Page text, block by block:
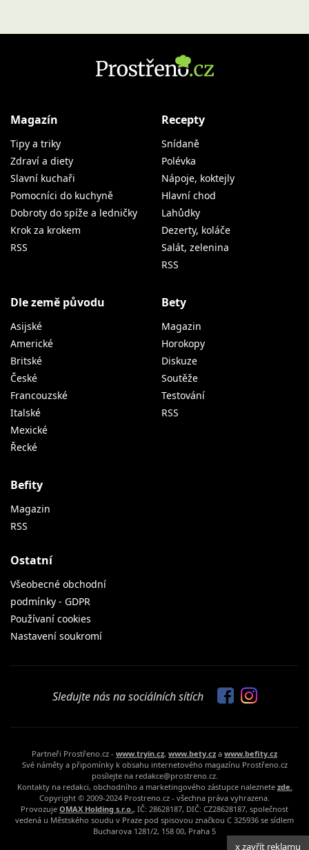
Magazín
Tipy a triky
Zdraví a diety
Slavní kuchaři
Pomocníci do kuchyně
Dobroty do spíže a ledničky
Krok za krokem
RSS
Recepty
Snídaně
Polévka
Nápoje, koktejly
Hlavní chod
Lahůdky
Dezerty, koláče
Salát, zelenina
RSS
Dle země původu
Asijské
Americké
Britské
České
Francouzské
Italské
Mexické
Řecké
Bety
Magazin
Horokopy
Diskuze
Soutěže
Testování
RSS
Befity
Magazin
RSS
Ostatní
Všeobecné obchodní
podmínky - GDPR
Používaní cookies
Nastavení soukromí
Sledujte nás na sociálních sítích
Partneři Prostřeno.cz - www.tryin.cz, www.bety.cz a www.befity.cz
Své náměty a připomínky k obsahu internetového magazínu Prostřeno.cz
posílejte na redakce@prostreno.cz.
Kontakty na redakci, obchodního a marketingového zástupce naleznete zde.
Copyright © 2009-2024 Prostreno.cz - všechna práva vyhrazena.
Provozuje OMAX Holding s.r.o., IČ: 28628187, DIČ: CZ28628187, společnost
vedená u Městského soudu v Praze pod spisovou značkou C 325936 se sídlem
Bucharova 1281/2, 158 00, Praha 5
x zavřít reklamu